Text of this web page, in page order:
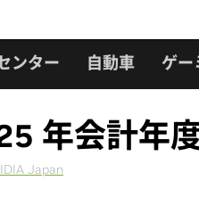
ンター 自動車 ゲー
年会計年
Japan